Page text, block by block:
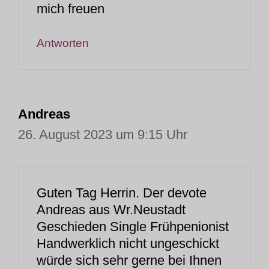
mich freuen
Antworten
Andreas
26. August 2023 um 9:15 Uhr
Guten Tag Herrin. Der devote
Andreas aus Wr.Neustadt
Geschieden Single Frühpenionist
Handwerklich nicht ungeschickt
würde sich sehr gerne bei Ihnen